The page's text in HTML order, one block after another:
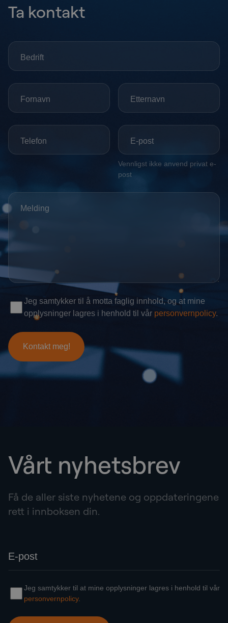
Ta kontakt
Vårt nyhetsbrev
Få de aller siste nyhetene og oppdateringene
rett i innboksen din.